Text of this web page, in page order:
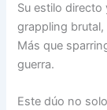
Su estilo
grappling brutal,
Más que
guerra.
Este dúo no